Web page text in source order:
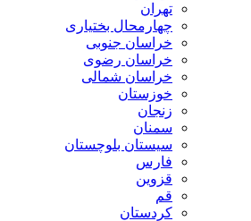
تهران
چهارمحال بختیاری
خراسان جنوبی
خراسان رضوی
خراسان شمالی
خوزستان
زنجان
سمنان
سیستان بلوچستان
فارس
قزوین
قم
کردستان